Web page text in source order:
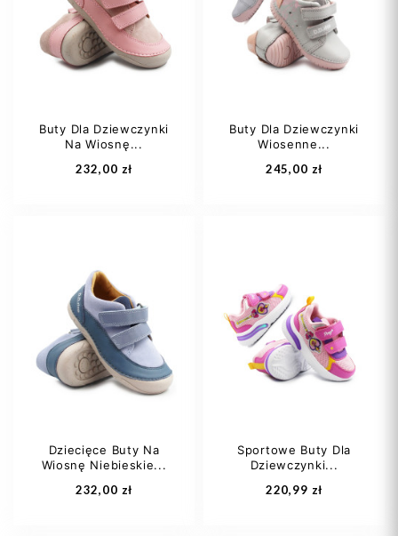
30
31 +4
Dodaj do koszyka
23
24
Dodaj do koszyka
Buty Dla Dziewczynki
Na Wiosnę...
232,00 zł
29
31
32 +1
Dodaj do koszyka
Buty Dla Dziewczynki
Wiosenne...
245,00 zł
29 30
Dodaj do koszyka
Dziecięce Buty Na
Wiosnę Niebieskie...
232,00 zł
Sportowe Buty Dla
Dziewczynki...
220,99 zł